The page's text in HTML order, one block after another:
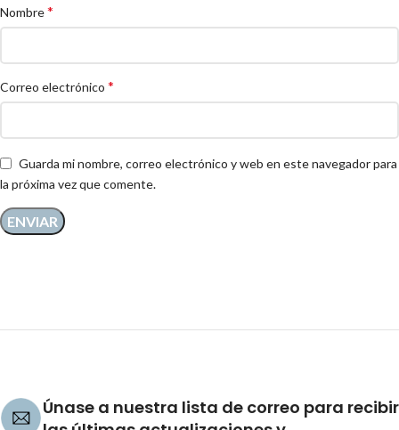
Nombre*
Correo electrónico *
Guarda mi nombre, correo electrónico y web en este navegador para
la próxima vez que comente.
Únase a nuestra lista de correo para recibir